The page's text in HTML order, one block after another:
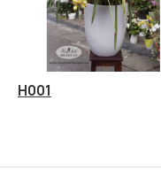
H001